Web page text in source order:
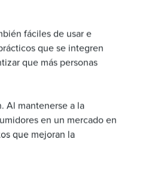
fáciles de usar e
que se integren
que más personas
Al mantenerse a la
en un mercado en
que mejoran la